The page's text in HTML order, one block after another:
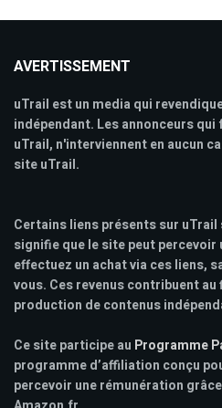
AVERTISSEMENT
uTrail est un media qui
indépendant. Les annonceurs
uTrail, n'interviennent en aucun
site uTrail.
Certains liens présents sur
signifie que le site peut
effectuez un achat via ces liens,
vous. Ces revenus contribuent
production de contenus
Ce site participe au Programme
programme d’affiliation conçu
percevoir une rémunération